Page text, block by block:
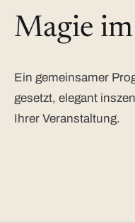
Magie
Ein gemeinsamer
gesetzt, elegant
Ihrer Veranstaltung.